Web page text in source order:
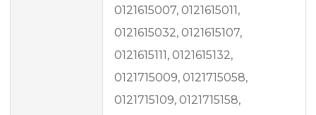
0121615007, 0121615011,
0121615032, 0121615107,
0121615111, 0121615132,
0121715009, 0121715058,
0121715109, 0121715158,